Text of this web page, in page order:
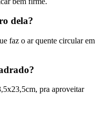
dela?
faz o ar quente circular em
pra aproveitar